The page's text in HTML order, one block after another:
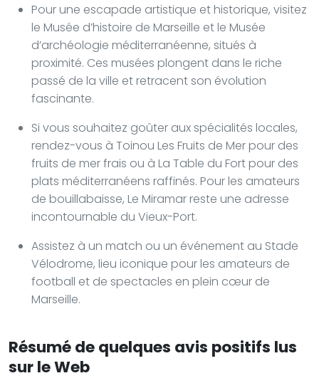
Pour une escapade artistique et historique, visitez
le Musée d’histoire de Marseille et le Musée
d’archéologie méditerranéenne, situés à
proximité. Ces musées plongent dans le riche
passé de la ville et retracent son évolution
fascinante.
Si vous souhaitez goûter aux spécialités locales,
rendez-vous à Toinou Les Fruits de Mer pour des
fruits de mer frais ou à La Table du Fort pour des
plats méditerranéens raffinés. Pour les amateurs
de bouillabaisse, Le Miramar reste une adresse
incontournable du Vieux-Port.
Assistez à un match ou un événement au Stade
Vélodrome, lieu iconique pour les amateurs de
football et de spectacles en plein cœur de
Marseille.
Résumé de quelques avis positifs lus
sur le Web